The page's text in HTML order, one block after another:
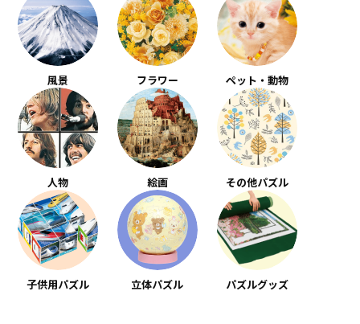
風景 フラワー ペット・動物
人物 絵画 その他パズル
子供用パズル 立体パズル パズルグッズ